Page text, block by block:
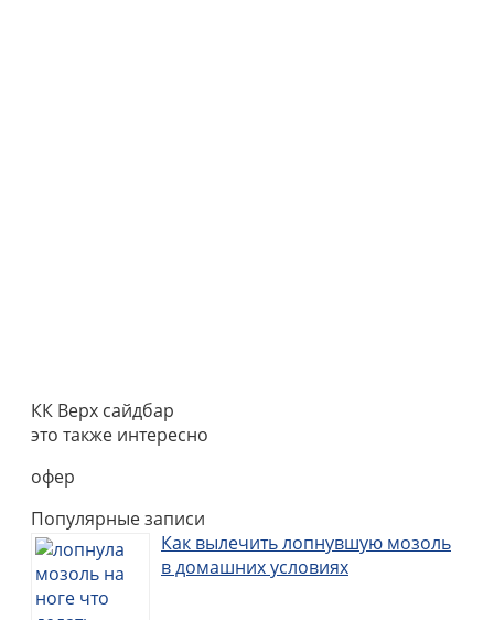
КК Верх сайдбар
это также интересно
офер
Популярные записи
Как вылечить лопнувшую мозоль
в домашних условиях